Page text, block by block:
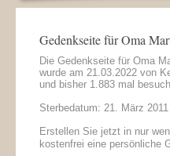
Gedenkseite für Oma
Die Gedenkseite für Oma
wurde am 21.03.2022 von
und bisher 1.883 mal
Sterbedatum: 21. März 2011
Erstellen Sie jetzt in nur
kostenfrei eine persönliche